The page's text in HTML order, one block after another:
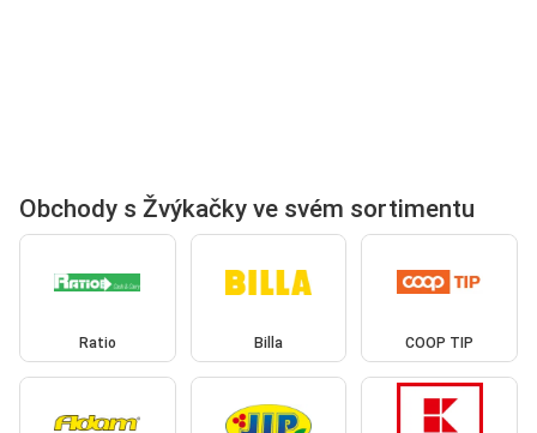
Obchody s Žvýkačky ve svém sortimentu
Ratio Billa COOP TIP